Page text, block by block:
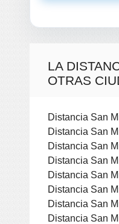
LA
OTRAS
Distancia San
Distancia San
Distancia San
Distancia San
Distancia San
Distancia San
Distancia San
Distancia San